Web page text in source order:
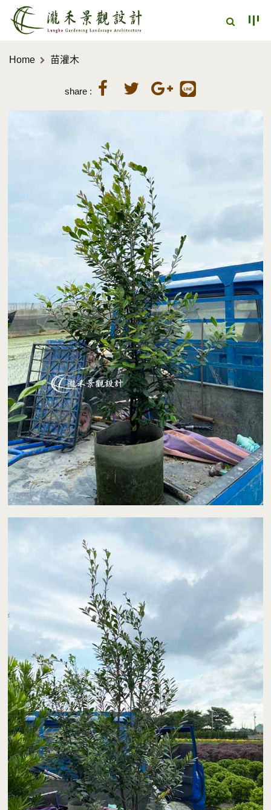
Home 苗灌木
share :